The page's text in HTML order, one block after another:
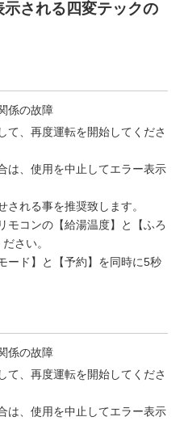
される四変テックの
係の故障
て、再度運転を開始してくださ
は、使用を中止してエラー表示
れる事を推奨致します。
モコンの【給湯温度】と【ふろ
さい。
ード】と【予約】を同時に5秒
係の故障
て、再度運転を開始してくださ
は、使用を中止してエラー表示